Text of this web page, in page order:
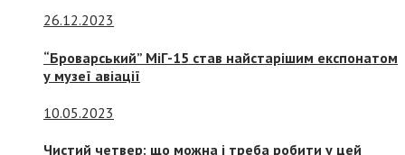
26.12.2023
“Броварський” МіГ-15 став найстарішим експонатом
у музеї авіації
10.05.2023
Чистий четвер: що можна і треба робити у цей